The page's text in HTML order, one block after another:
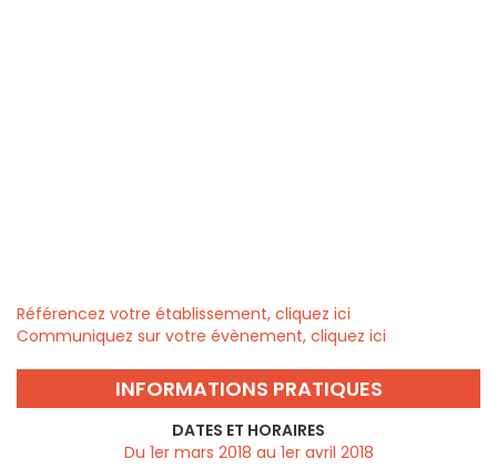
Référencez votre établissement, cliquez ici
Communiquez sur votre évènement, cliquez ici
INFORMATIONS PRATIQUES
DATES ET HORAIRES
Du 1er mars 2018 au 1er avril 2018